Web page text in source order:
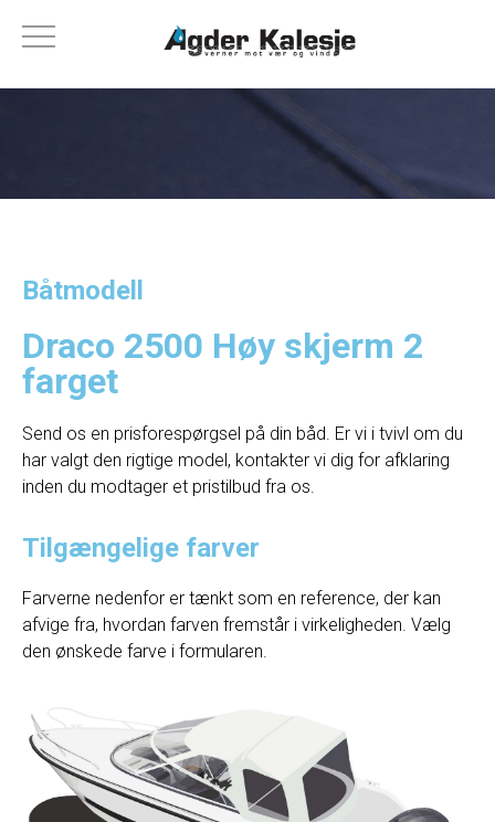
Båtmodell
Draco 2500 Høy skjerm 2
farget
Send os en prisforespørgsel på din båd. Er vi i tvivl om du
har valgt den rigtige model, kontakter vi dig for afklaring
inden du modtager et pristilbud fra os.
Tilgængelige farver
Farverne nedenfor er tænkt som en reference, der kan
afvige fra, hvordan farven fremstår i virkeligheden. Vælg
den ønskede farve i formularen.